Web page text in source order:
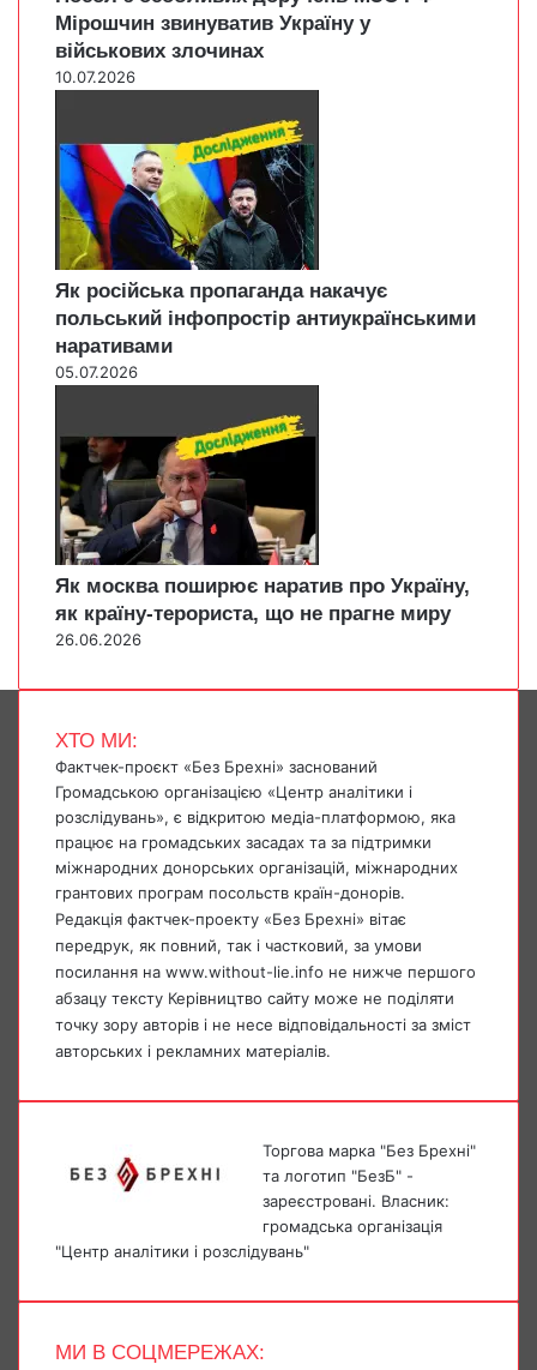
Мірошчин звинуватив Україну у
військових злочинах
10.07.2026
Як російська пропаганда накачує
польський інфопростір антиукраїнськими
наративами
05.07.2026
Як москва поширює наратив про Україну,
як країну-терориста, що не прагне миру
26.06.2026
ХТО МИ:
Фактчек-проєкт «Без Брехні» заснований
Громадською організацією «Центр аналітики і
розслідувань», є відкритою медіа-платформою, яка
працює на громадських засадах та за підтримки
міжнародних донорських організацій, міжнародних
грантових програм посольств країн-донорів.
Редакція фактчек-проекту «Без Брехні» вітає
передрук, як повний, так і частковий, за умови
посилання на www.without-lie.info не нижче першого
абзацу тексту Керівництво сайту може не поділяти
точку зору авторів і не несе відповідальності за зміст
авторських і рекламних матеріалів.
Торгова марка "Без Брехні"
та логотип "БезБ" -
зареєстровані. Власник:
громадська організація
"Центр аналітики і розслідувань"
МИ В СОЦМЕРЕЖАХ: